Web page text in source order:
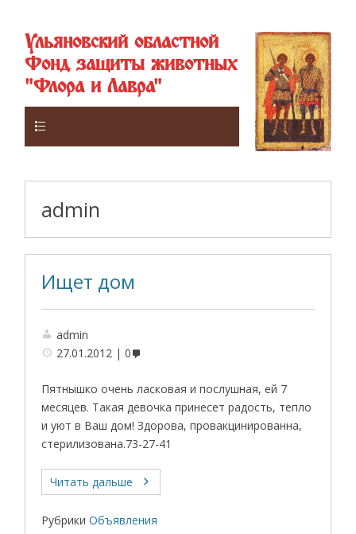
Ульяновский областной
Фонд защиты животных
"Флора и Лавра"
admin
Ищет дом
admin
27.01.2012
0
Пятнышко очень ласковая и послушная, ей 7
месяцев. Такая девочка принесет радость, тепло
и уют в Ваш дом! Здорова, провакцинированна,
стерилизована.73-27-41
Читать дальше
Рубрики Объявления